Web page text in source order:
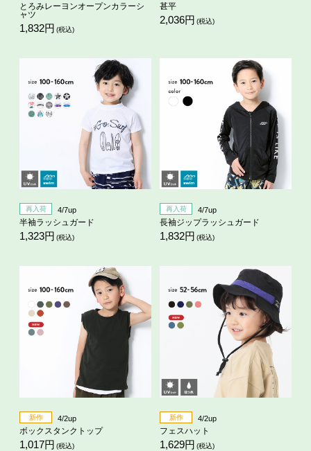
とろみレーヨンオープンカラーシ
ャツ
1,832円 (税込)
甚平
2,036円 (税込)
再入荷 4/7up
半袖ラッシュガード
1,323円 (税込)
再入荷 4/7up
長袖ジップラッシュガード
1,832円 (税込)
新作 4/2up
ボックスタンクトップ
1,017円 (税込)
新作 4/2up
フェスハット
1,629円 (税込)